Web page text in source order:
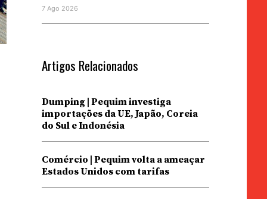
7 Ago 2026
Artigos Relacionados
Dumping | Pequim investiga
importações da UE, Japão, Coreia
do Sul e Indonésia
Comércio | Pequim volta a ameaçar
Estados Unidos com tarifas